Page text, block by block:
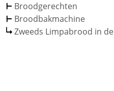
Broodgerechten
Broodbakmachine
Zweeds Limpabrood in